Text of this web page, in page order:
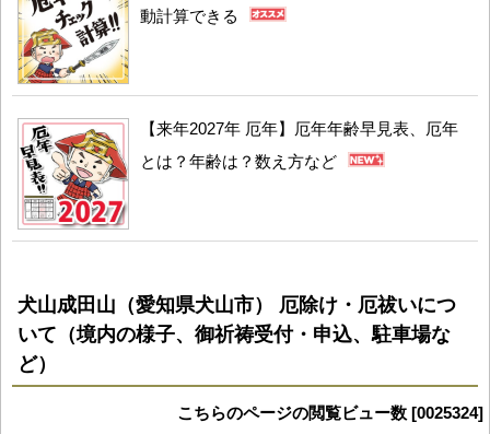
動計算できる
【来年2027年 厄年】厄年年齢早見表、厄年
とは？年齢は？数え方など
犬山成田山（愛知県犬山市） 厄除け・厄祓いにつ
いて（境内の様子、御祈祷受付・申込、駐車場な
ど）
こちらのページの閲覧ビュー数 [0025324]